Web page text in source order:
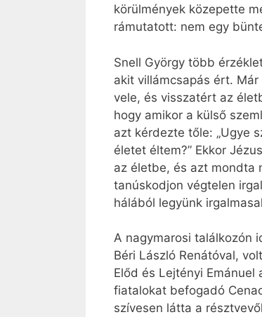
körülmények közepette
rámutatott: nem egy
Snell György több
akit villámcsapás ért.
vele, és visszatért az
hogy amikor a külső
azt kérdezte tőle: „Ugye
életet éltem?” Ekkor
az életbe, és azt mondta
tanúskodjon végtelen
hálából legyünk
A nagymarosi találkozón
Béri László Renátóval,
Előd és Lejtényi
fiatalokat befogadó
szívesen látta a